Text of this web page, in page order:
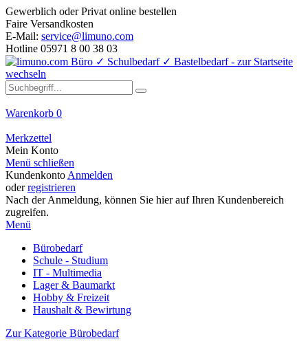
Gewerblich oder Privat online bestellen
Faire Versandkosten
E-Mail: service@limuno.com
Hotline 05971 8 00 38 03
Warenkorb 0
Merkzettel
Mein Konto
Menü schließen
Kundenkonto Anmelden
oderregistrieren
Nach der Anmeldung, können Sie hier auf Ihren Kundenbereich
zugreifen.
Menü
Bürobedarf
Schule - Studium
IT - Multimedia
Lager & Baumarkt
Hobby & Freizeit
Haushalt & Bewirtung
Zur Kategorie Bürobedarf